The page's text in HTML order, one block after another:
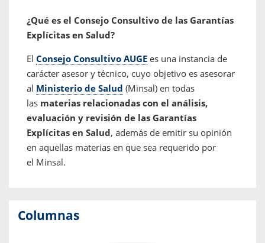
¿Qué es el Consejo Consultivo de las Garantías
Explícitas en Salud?
El Consejo Consultivo AUGE es una instancia de
carácter asesor y técnico, cuyo objetivo es asesorar
al Ministerio de Salud (Minsal) en todas
las materias relacionadas con el análisis,
evaluación y revisión de las Garantías
Explícitas en Salud, además de emitir su opinión
en aquellas materias en que sea requerido por
el Minsal.
Columnas